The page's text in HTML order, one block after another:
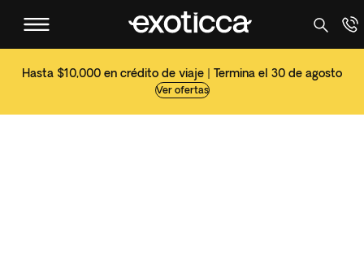
Hasta $10,000 en crédito de viaje | Termina el 30 de agosto
Ver ofertas